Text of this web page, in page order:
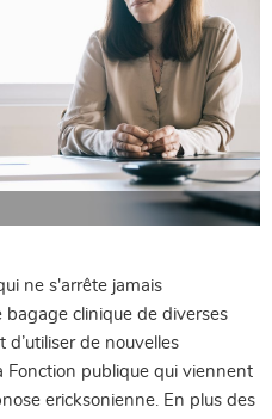
ne s'arrête jamais
clinique de diverses
de nouvelles
Fonction publique qui viennent
ericksonienne. En plus des